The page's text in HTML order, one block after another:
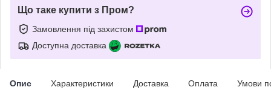
Що таке купити з Пром?
Замовлення під захистом
Доступна доставка
Опис Характеристики Доставка Оплата Умови